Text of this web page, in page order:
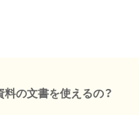
の文書を使えるの？